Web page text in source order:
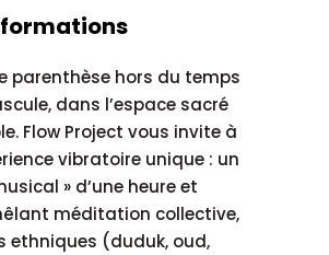
parenthèse hors du temps
dans l’espace sacré
Flow Project vous invite à
vibratoire unique : un
» d’une heure et
méditation collective,
ethniques (duduk, oud,